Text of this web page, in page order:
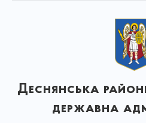
Деснянська
державна